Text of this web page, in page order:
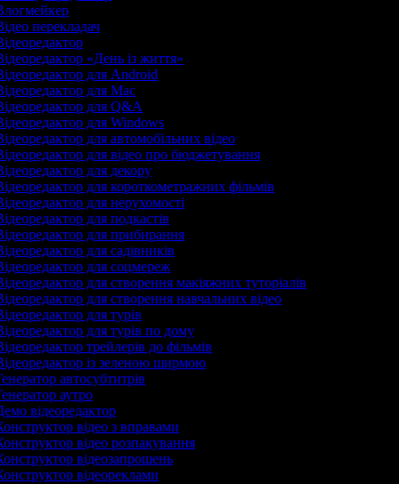
перекладач
«День із життя»
для Android
для Mac
для Q&A
для Windows
для автомобільних відео
для відео про бюджетування
для декору
для короткометражних фільмів
для нерухомості
для подкастів
для прибирання
для садівників
для соцмереж
для створення макіяжних туторіалів
для створення навчальних відео
для турів
для турів по дому
трейлерів до фільмів
із зеленою ширмою
автосубтитрів
аутро
відеоредактор
відео з вправами
відео розпакування
відеозапрошень
відеореклами